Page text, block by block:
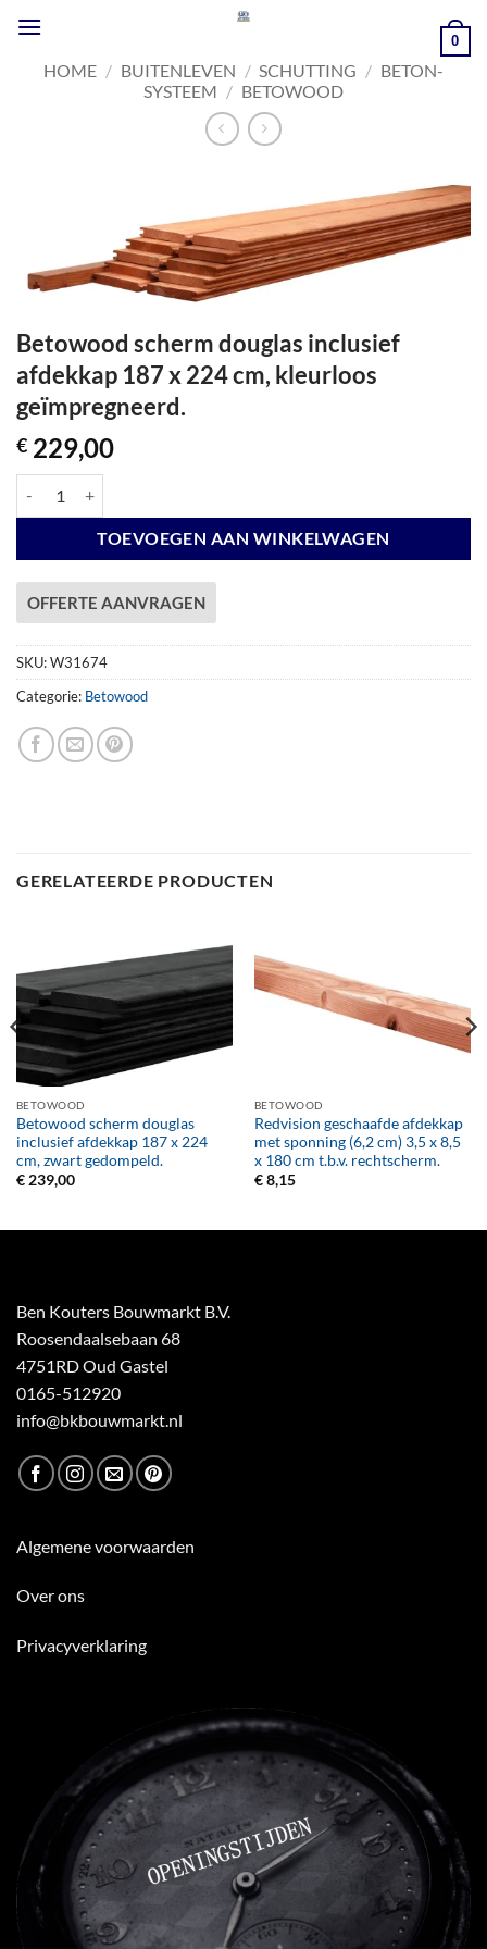
naar
inhoud
0
HOME / BUITENLEVEN / SCHUTTING / BETON-
SYSTEEM / BETOWOOD
Betowood scherm douglas inclusief
afdekkap 187 x 224 cm, kleurloos
geïmpregneerd.
€ 229,00
TOEVOEGEN AAN WINKELWAGEN
OFFERTE AANVRAGEN
SKU:W31674
Categorie: Betowood
GERELATEERDE PRODUCTEN
BETOWOOD
Betowood scherm douglas
inclusief afdekkap 187 x 224
cm, zwart gedompeld.
€239,00
BETOWOOD
Redvision geschaafde afdekkap
met sponning (6,2 cm) 3,5 x 8,5
x 180 cm t.b.v. rechtscherm.
€8,15
Ben Kouters Bouwmarkt B.V.
Roosendaalsebaan 68
4751RD Oud Gastel
0165-512920
info@bkbouwmarkt.nl
Algemene voorwaarden
Over ons
Privacyverklaring